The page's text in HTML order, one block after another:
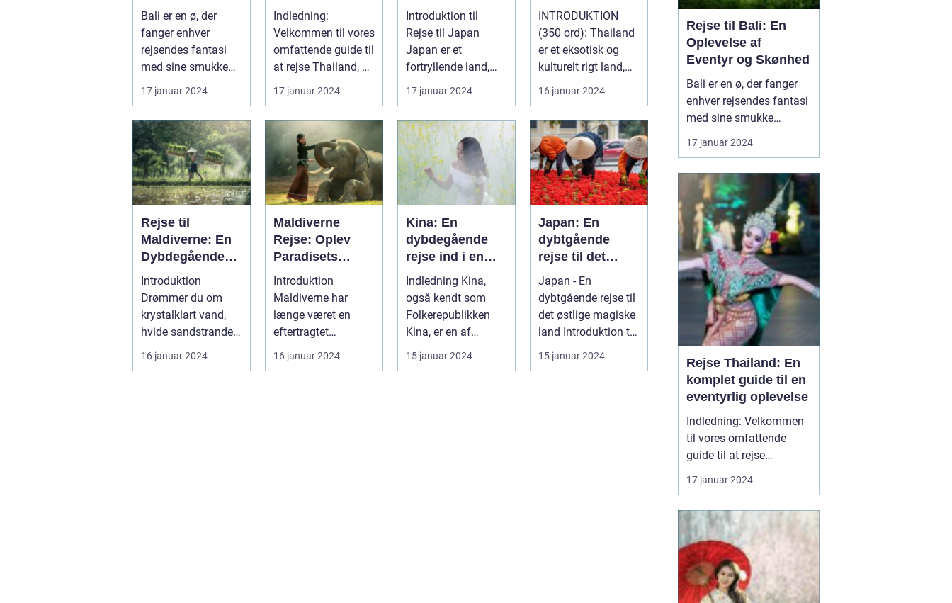
Skønhed
Bali er en ø, der
fanger enhver
rejsendes fantasi
med sine smukke
strande, frodige
rismarker og en u...
17 januar 2024
eventyrlig
oplevelse
Indledning:
Velkommen til vores
omfattende guide til
at rejse Thailand, et
land rigt på kultur,
hist...
17 januar 2024
og Kultur
Introduktion til
Rejse til Japan
Japan er et
fortryllende land,
berømt for sin
unikke blanding af
g...
17 januar 2024
sydøstasiatiske
paradis
INTRODUKTION
(350 ord): Thailand
er et eksotisk og
kulturelt rigt land,
der har tiltrukket
rejsende...
16 januar 2024
Rejse til
Maldiverne: En
Dybdegående
Oplevelse af
Paradis
Introduktion
Drømmer du om
krystalklart vand,
hvide sandstrande
og en afslappende
atmosfære? Så er
16 januar 2024
Maldiverne
Rejse: Oplev
Paradisets
Skønhed og
Historie
Introduktion
Maldiverne har
længe været en
eftertragtet
destination for
rejsende, der søger
16 januar 2024
Kina: En
dybdegående
rejse ind i en
gammel kultur
Indledning Kina,
også kendt som
Folkerepublikken
Kina, er en af
verdens ældste og
mest befolkede na...
15 januar 2024
Japan: En
dybtgående
rejse til det
østlige magiske
land
Japan - En
dybtgående rejse til
det østlige magiske
land Introduktion til
Japan Japan, et
land be...
15 januar 2024
Rejse til Bali: En
Oplevelse af
Eventyr og Skønhed
Bali er en ø, der fanger
enhver rejsendes fantasi
med sine smukke
strande, frodige
rismarker og en unik
tage dig med på en
dybdegående rejse til
Bali og dykke ned i, hvad
der gør denne
destination så speciel.
Uanset om du er...
17 januar 2024
Rejse Thailand: En
komplet guide til en
eventyrlig oplevelse
Indledning: Velkommen
til vores omfattende
guide til at rejse
Thailand, et land rigt på
kultur, historie og
Uanset om du er en
eventyrlysten rejsende,
en kulturel enthusiast
eller en solsøgende
strandløve, vil Thailand
17 januar 2024